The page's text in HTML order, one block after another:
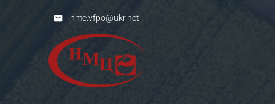
nmc.vfpo@ukr.net